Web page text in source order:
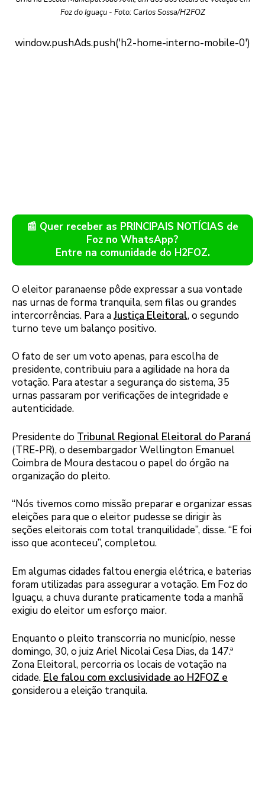
Foz do Iguaçu - Foto: Carlos Sossa/H2FOZ
📰 Quer receber as PRINCIPAIS NOTÍCIAS de
Foz no WhatsApp?
Entre na comunidade do H2FOZ.
O eleitor paranaense pôde expressar a sua vontade
nas urnas de forma tranquila, sem filas ou grandes
intercorrências. Para aJustiça Eleitoral, o segundo
turno teve um balanço positivo.
O fato de ser um voto apenas, para escolha de
presidente, contribuiu para a agilidade na hora da
votação. Para atestar a segurança do sistema, 35
urnas passaram por verificações de integridade e
autenticidade.
Presidente do Tribunal Regional Eleitoral do Paraná
(TRE-PR), o desembargador Wellington Emanuel
Coimbra de Moura destacou o papel do órgão na
organização do pleito.
“Nós tivemos como missão preparar e organizar essas
eleições para que o eleitor pudesse se dirigir às
seções eleitorais com total tranquilidade”, disse. “E foi
isso que aconteceu”, completou.
Em algumas cidades faltou energia elétrica, e baterias
foram utilizadas para assegurar a votação. Em Foz do
Iguaçu, a chuva durante praticamente toda a manhã
exigiu do eleitor um esforço maior.
Enquanto o pleito transcorria no município, nesse
domingo, 30, o juiz Ariel Nicolai Cesa Dias, da 147.ª
Zona Eleitoral, percorria os locais de votação na
cidade. Ele falou com exclusividade ao H2FOZ e
considerou a eleição tranquila.